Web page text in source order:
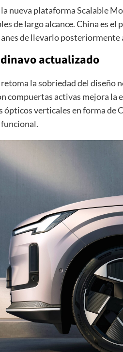
nueva plataforma Scalable
de largo alcance. China es
de llevarlo posteriormente
actualizado
la sobriedad del diseño
compuertas activas mejora la
ópticos verticales en forma de